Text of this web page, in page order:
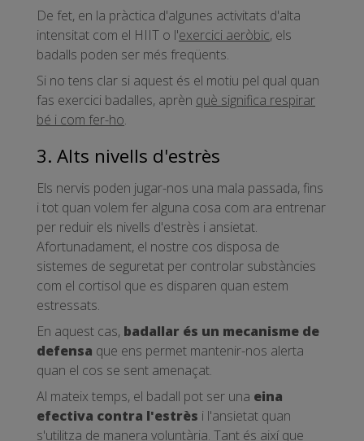
De fet, en la pràctica d'algunes activitats d'alta
intensitat com el HIIT o l'exercici aeròbic, els
badalls poden ser més freqüents.
Si no tens clar si aquest és el motiu pel qual quan
fas exercici badalles, aprèn què significa respirar
bé i com fer-ho.
3. Alts nivells d'estrès
Els nervis poden jugar-nos una mala passada, fins
i tot quan volem fer alguna cosa com ara entrenar
per reduir els nivells d'estrès i ansietat.
Afortunadament, el nostre cos disposa de
sistemes de seguretat per controlar substàncies
com el cortisol que es disparen quan estem
estressats.
En aquest cas, badallar és un mecanisme de
defensa que ens permet mantenir-nos alerta
quan el cos se sent amenaçat.
Al mateix temps, el badall pot ser una eina
efectiva contra l'estrès i l'ansietat quan
s'utilitza de manera voluntària. Tant és així que